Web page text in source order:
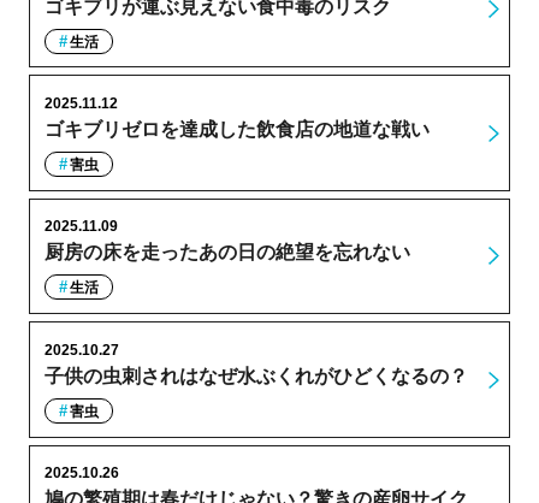
ゴキブリが運ぶ見えない食中毒のリスク
生活
ゴキブリゼロを達成した飲食店の地道な戦い
2025.11.12
害虫
厨房の床を走ったあの日の絶望を忘れない
2025.11.09
生活
子供の虫刺されはなぜ水ぶくれがひどくなるの？
2025.10.27
害虫
鳩の繁殖期は春だけじゃない？驚きの産卵サイク
2025.10.26